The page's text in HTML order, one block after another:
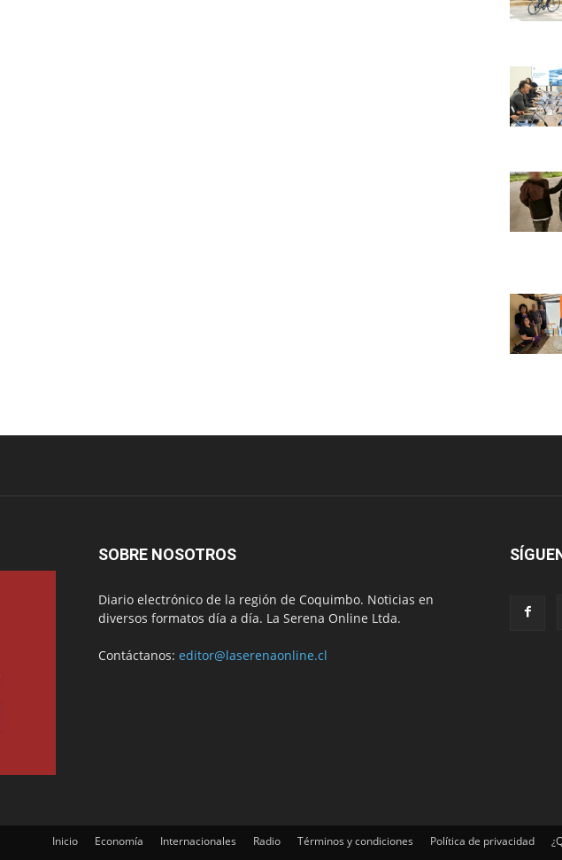
SOBRE NOSOTROS
Diario electrónico de la región de Coquimbo. Noticias en
diversos formatos día a día. La Serena Online Ltda.
Contáctanos: editor@laserenaonline.cl
Inicio Economía Internacionales Radio Términos y condiciones Política de privacidad